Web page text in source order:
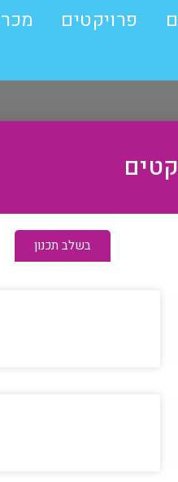
פרויקטים
בשלב תכנון